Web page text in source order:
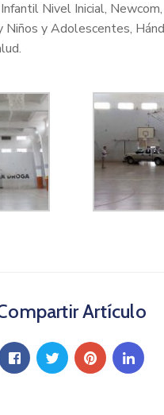
Infantil Nivel Inicial,
y Adolescentes,
Artículo